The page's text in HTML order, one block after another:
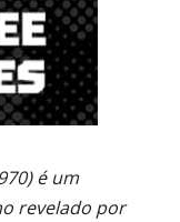
é um
revelado por